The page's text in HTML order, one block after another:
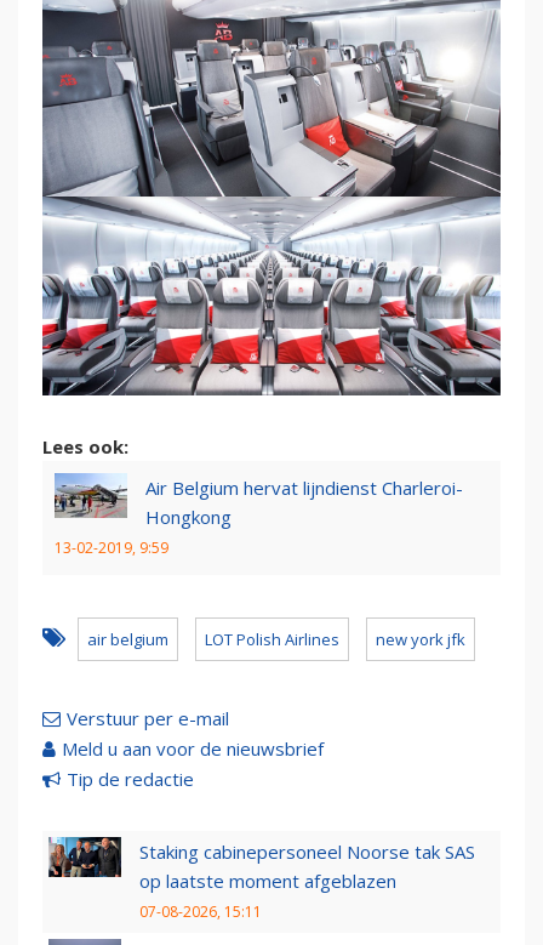
Lees ook:
Air Belgium hervat lijndienst Charleroi-
Hongkong
13-02-2019, 9:59
air belgium LOT Polish Airlines new york jfk
Verstuur per e-mail
Meld u aan voor de nieuwsbrief
Tip de redactie
Staking cabinepersoneel Noorse tak SAS
op laatste moment afgeblazen
07-08-2026, 15:11